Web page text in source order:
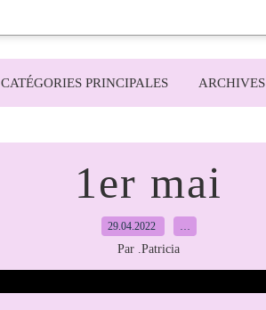
CATÉGORIES PRINCIPALES ARCHIVES
1er mai
29.04.2022 …
Par .Patricia